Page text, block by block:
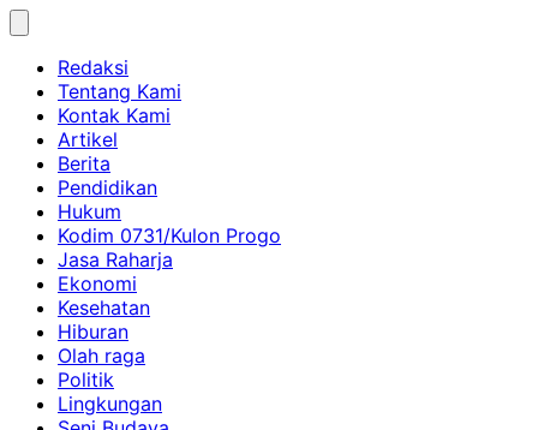
Skip
contentRedaksi
Tentang Kami
Kontak Kami
Artikel
Berita
Pendidikan
Hukum
Kodim 0731/Kulon Progo
Jasa Raharja
Ekonomi
Kesehatan
Hiburan
Olah raga
Politik
Lingkungan